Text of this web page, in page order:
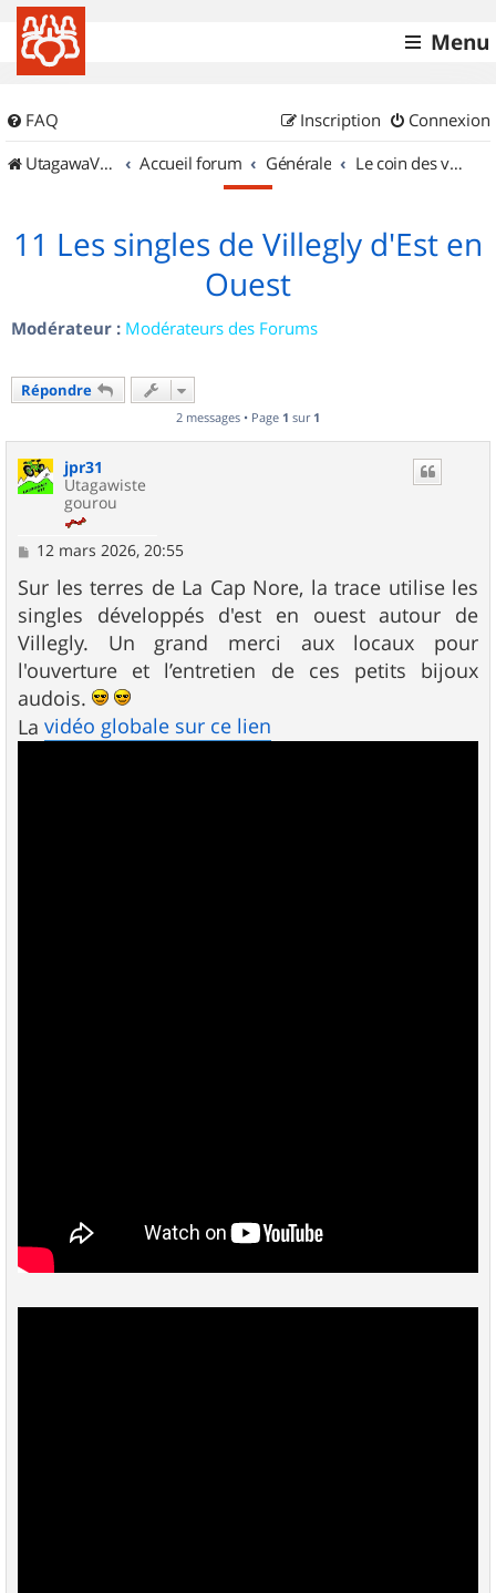
Menu
FAQ Connexion
Inscription
UtagawaVTT (Randos VTT et VTTAE avec traces GPS)
Accueil forum Générale Le coin des vidéastes
11 Les singles de Villegly d'Est en
Ouest
Modérateur : Modérateurs des Forums
Répondre
2 messages • Page 1 sur 1
jpr31
Utagawiste
gourou
M
s
s
a
g
e
12 mars 2026, 20:55
Sur les terres de La Cap Nore, la trace utilise les
singles développés d'est en ouest autour de
Villegly. Un grand merci aux locaux pour
l'ouverture et l’entretien de ces petits bijoux
audois.
La vidéo globale sur ce lien